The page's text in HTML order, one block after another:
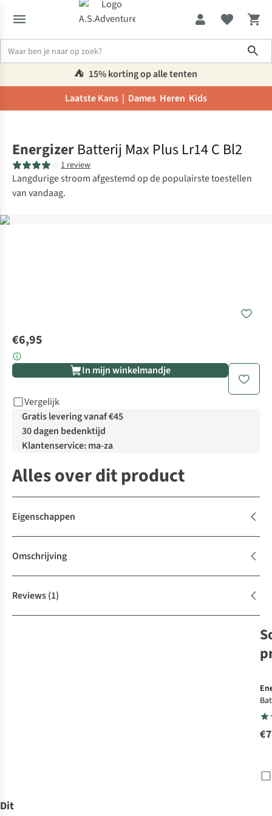
⛺️ 15% korting op alle tenten
Laatste Kans | Dames Heren Kids
Energizer Batterij Max Plus Lr14 C Bl2
1 review
Langdurige stroom afgestemd op de populairste toestellen
van vandaag.
€6,95
In mijn winkelmandje
Vergelijk
Gratis levering vanaf €45
30 dagen bedenktijd
Klantenservice: ma-za
Alles over dit product
Eigenschappen
Omschrijving
Reviews(1)
Dit